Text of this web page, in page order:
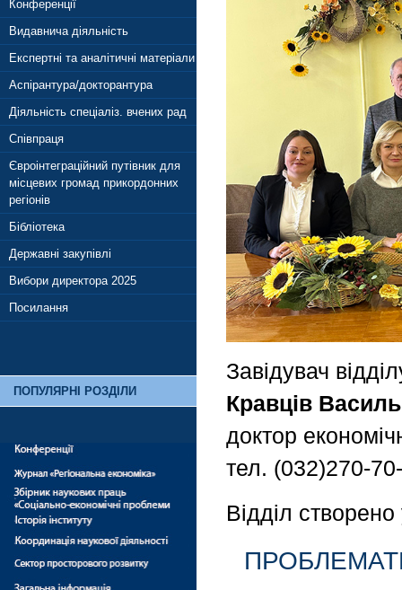
Конференції
Видавнича діяльність
Експертні та аналітичні матеріали
Аспірантура/докторантура
Діяльність спеціаліз. вчених рад
Співпраця
Євроінтеграційний путівник для
місцевих громад прикордонних
регіонів
Бібліотека
Державні закупівлі
Вибори директора 2025
Посилання
ПОПУЛЯРНІ РОЗДІЛИ
Завідувач
Кравців
доктор
тел. (032)270-
Відділ